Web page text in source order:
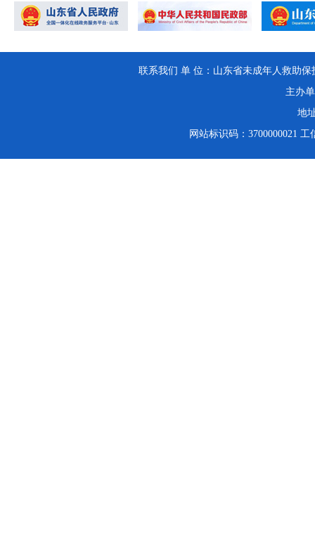
联系我们 单 位：山东省未成年人救助保
主办
地
网站标识码：3700000021 工